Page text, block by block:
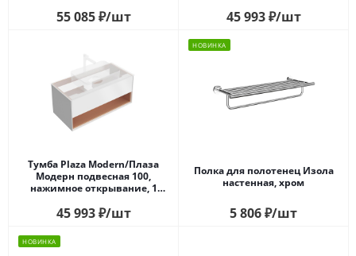
55 085₽/шт
матовая+шалфей
45 993₽/шт
Тумба Plaza Modern/Плаза
Модерн подвесная 100,
нажимное открывание, 1
матовая+сахара
45 993₽/шт
НОВИНКА
Полка для полотенец Изола
настенная, хром
5 806₽/шт
НОВИНКА